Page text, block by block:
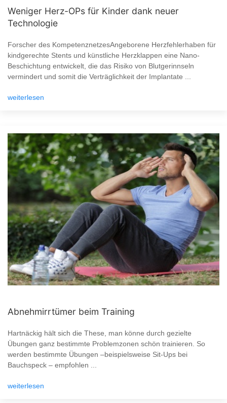
Weniger Herz-OPs für Kinder dank neuer
Technologie
Forscher des KompetenznetzesAngeborene Herzfehlerhaben für
kindgerechte Stents und künstliche Herzklappen eine Nano-
Beschichtung entwickelt, die das Risiko von Blutgerinnseln
vermindert und somit die Verträglichkeit der Implantate ...
weiterlesen
Abnehmirrtümer beim Training
Hartnäckig hält sich die These, man könne durch gezielte
Übungen ganz bestimmte Problemzonen schön trainieren. So
werden bestimmte Übungen –beispielsweise Sit-Ups bei
Bauchspeck – empfohlen ...
weiterlesen